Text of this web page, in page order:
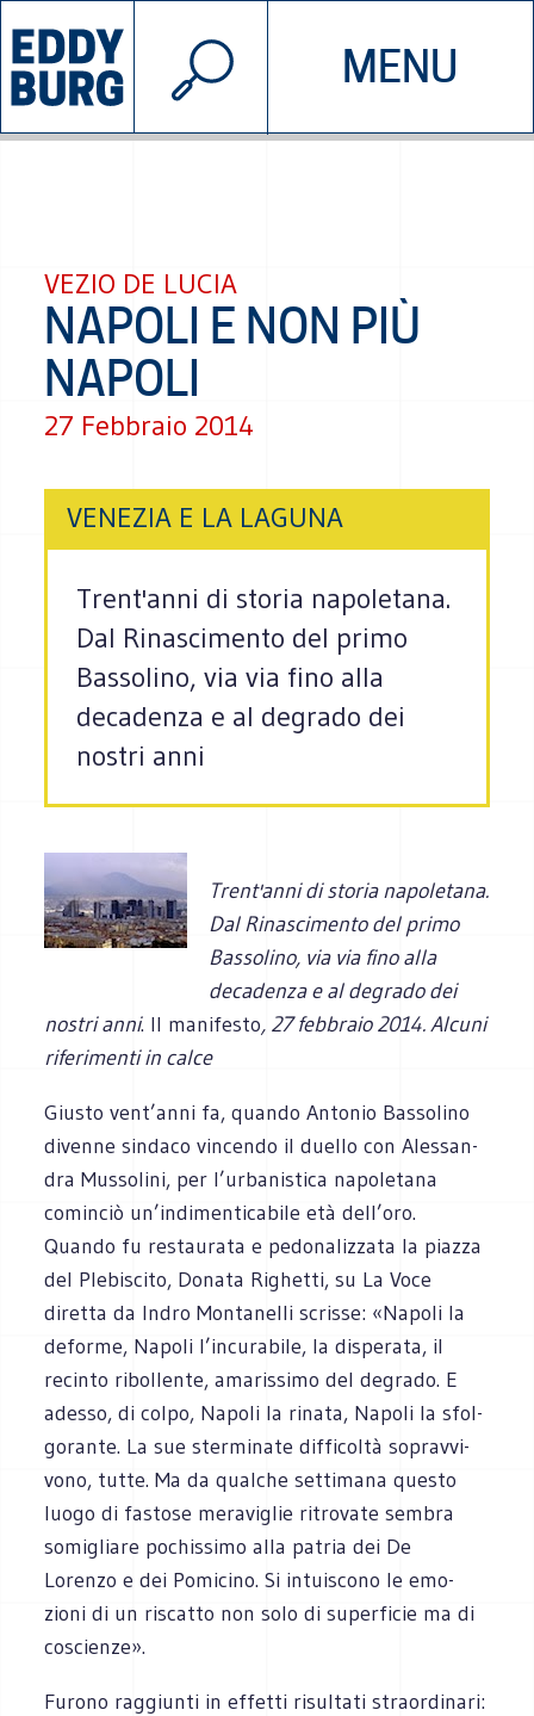
MENU
INIZIATIVE CHI SIAMO
© 2026 EDDYBURG
VEZIO DE LUCIA
NAPOLI E NON PIÙ
NAPOLI
27 Febbraio 2014
VENEZIA E LA LAGUNA
Trent'anni di storia napoletana.
Dal Rinascimento del primo
Bassolino, via via fino alla
decadenza e al degrado dei
nostri anni
Trent'anni di storia napoletana.
Dal Rinascimento del primo
Bassolino, via via fino alla
decadenza e al degrado dei
nostri anni. Il manifesto, 27 febbraio 2014. Alcuni
riferimenti in calce
Giu­sto vent’anni fa, quando Anto­nio Bas­so­lino
divenne sin­daco vin­cendo il duello con Ales­san­
dra Mus­so­lini, per l’urbanistica napo­le­tana
comin­ciò un’indimenticabile età dell’oro.
Quando fu restau­rata e pedo­na­liz­zata la piazza
del Ple­bi­scito, Donata Righetti, su La Voce
diretta da Indro Mon­ta­nelli scrisse: «Napoli la
deforme, Napoli l’incurabile, la dispe­rata, il
recinto ribol­lente, ama­ris­simo del degrado. E
adesso, di colpo, Napoli la rinata, Napoli la sfol­
go­rante. La sue ster­mi­nate dif­fi­coltà soprav­vi­
vono, tutte. Ma da qual­che set­ti­mana que­sto
luogo di fastose mera­vi­glie ritro­vate sem­bra
somi­gliare pochis­simo alla patria dei De
Lorenzo e dei Pomi­cino. Si intui­scono le emo­
zioni di un riscatto non solo di super­fi­cie ma di
coscienze».
Furono rag­giunti in effetti risul­tati straor­di­nari: